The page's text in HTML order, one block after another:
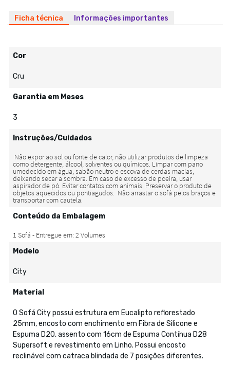
Ficha técnica Informações importantes
Cor
Cru
Garantia em Meses
3
Instruções/Cuidados
Conteúdo da Embalagem
Modelo
City
Material
O Sofá City possui estrutura em Eucalipto reflorestado
25mm, encosto com enchimento em Fibra de Silicone e
Espuma D20, assento com 16cm de Espuma Contínua D28
Supersoft e revestimento em Linho. Possui encosto
reclinável com catraca blindada de 7 posições diferentes.